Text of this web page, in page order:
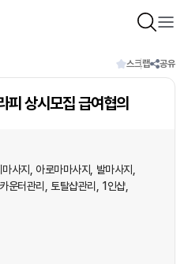
스크랩 공유
피 상시모집 급여협의
사지 아로마마사지
발마사지
카운터관리 토탈샵관리
1인샵